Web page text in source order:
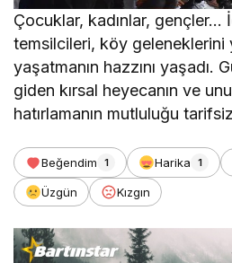
Çocuklar, kadınlar, gençler…
temsilcileri, köy geleneklerini
yaşatmanın hazzını yaşadı.
giden kırsal heyecanın ve
hatırlamanın mutluluğu
Beğendim 1 Harika 1
Üzgün Kızgın